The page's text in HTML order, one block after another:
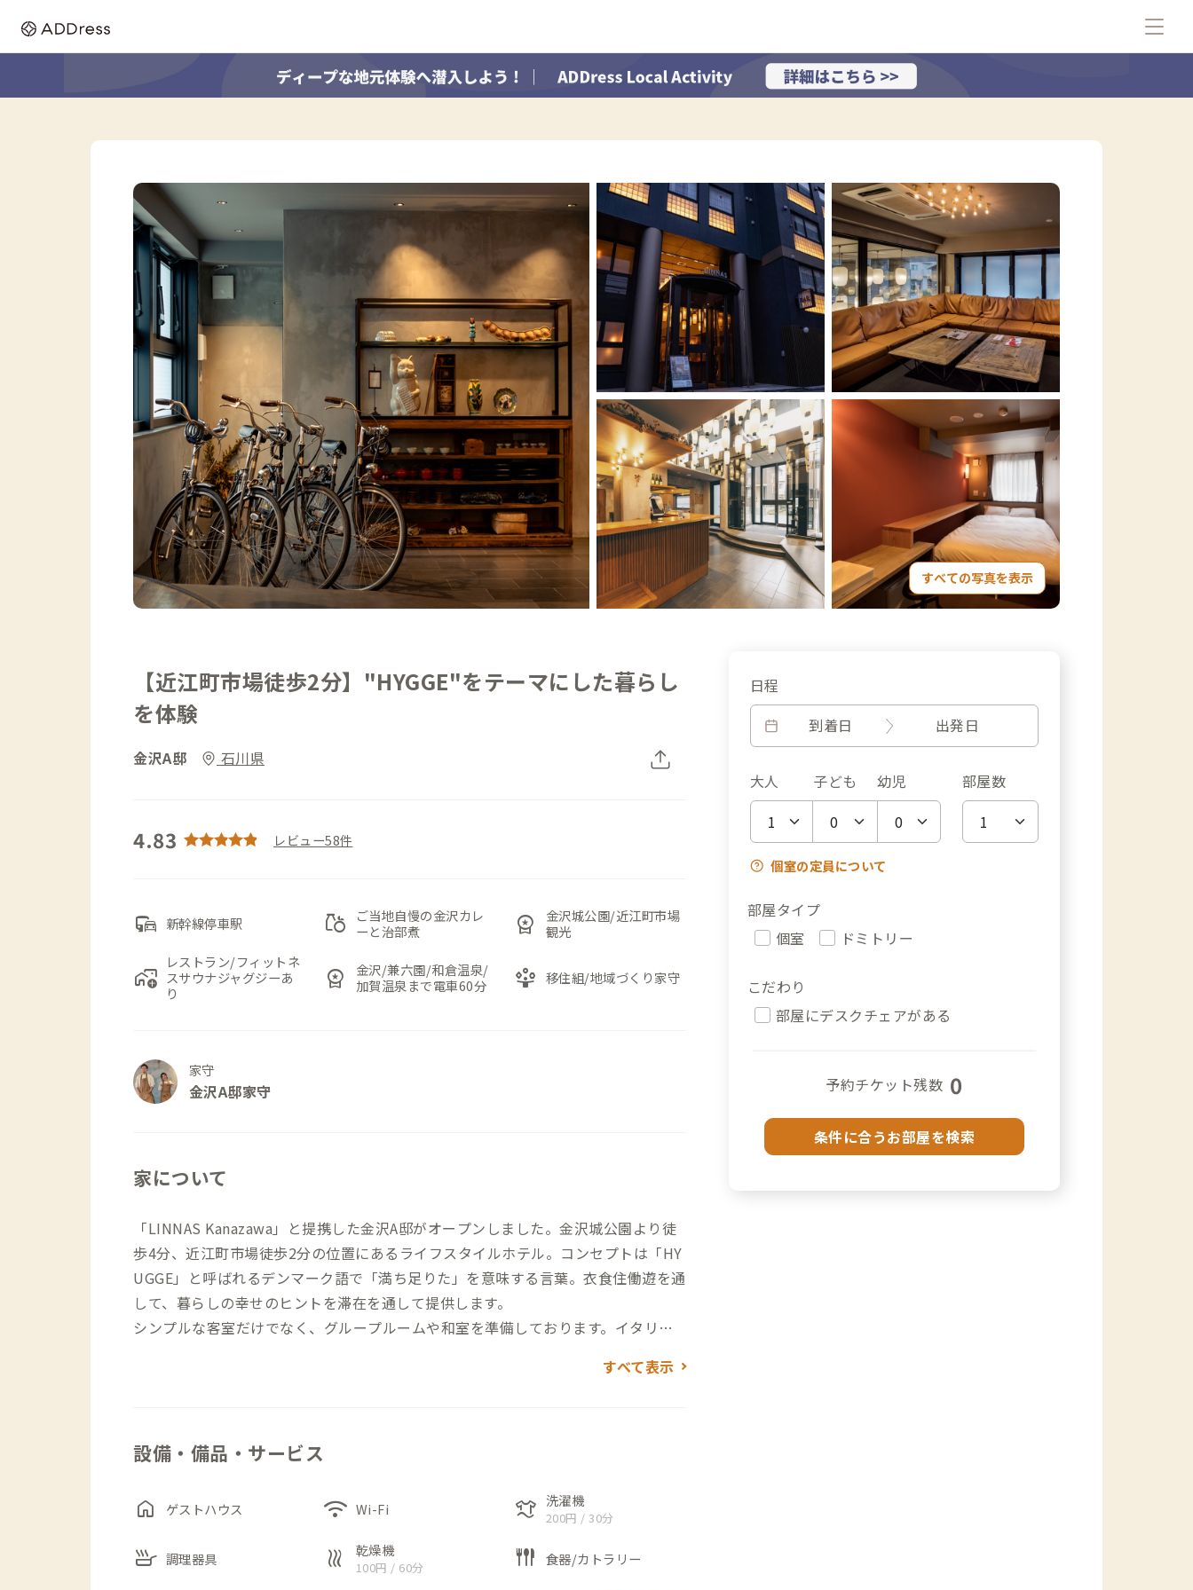
すべての写真を表示
【近江町市場徒歩2分】"HYGGE"をテーマにした暮らし
を体験
金沢A邸 石川県
4.83 レビュー58件
commute 新幹線停車駅 grocery
ご当地自慢の金沢カレ
ーと治部煮
workspace_premium
金沢城公園/近江町市場
観光
add_home_work
レストラン/フィットネ
スサウナジャグジーあ
り
workspace_premium
金沢/兼六園/和倉温泉/
加賀温泉まで電車60分
person_play 移住組/地域づくり家守
家守
金沢A邸家守
家について
「LINNAS Kanazawa」と提携した金沢A邸がオープンしました。金沢城公園より徒
歩4分、近江町市場徒歩2分の位置にあるライフスタイルホテル。コンセプトは「HY
UGGE」と呼ばれるデンマーク語で「満ち足りた」を意味する言葉。衣食住働遊を通
して、暮らしの幸せのヒントを滞在を通して提供します。
シンプルな客室だけでなく、グループルームや和室を準備しております。イタリア
た、プライベートサウナやジャグジーを有しており、これらを貸し切って利用する
すべて表示
設備・備品・サービス
home ゲストハウス wifi Wi-Fi laundry 洗濯機
200円 / 30分
skillet 調理器具 heat 乾燥機
100円 / 60分 flatware 食器/カトラリー
日程
到着日
出発日
大人 子ども 幼児 部屋数
個室の定員について
部屋タイプ
個室
ドミトリー
こだわり
部屋にデスクチェアがある
予約チケット残数 0
条件に合うお部屋を検索